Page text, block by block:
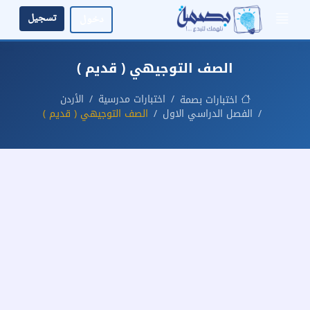
تسجيل
الصف التوجيهي ( قديم )
اختبارات بصمة اختبارات مدرسية
الأردن
الفصل الدراسي الاول
الصف التوجيهي ( قديم )